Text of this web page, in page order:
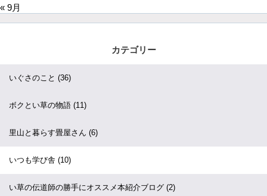
« 9月
カテゴリー
いぐさのこと (36)
ボクとい草の物語 (11)
里山と暮らす畳屋さん (6)
いつも学び舎 (10)
い草の伝道師の勝手にオススメ本紹介ブログ (2)